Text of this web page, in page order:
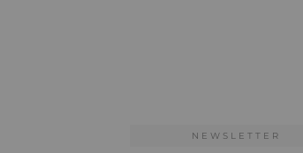
NEWSLETTER